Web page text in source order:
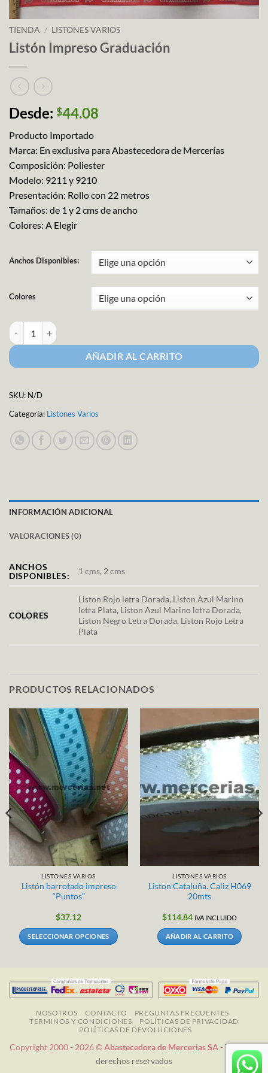
TIENDA / LISTONES VARIOS
Listón Impreso Graduación
Desde: $44.08
Producto Importado
Marca: En exclusiva para Abastecedora de Mercerías
Composición: Poliester
Modelo: 9211 y 9210
Presentación: Rollo con 22 metros
Tamaños: de 1 y 2 cms de ancho
Colores: A Elegir
Anchos Disponibles:
Colores
Listón Impreso Graduación cantidad
AÑADIR AL CARRITO
SKU: N/D
Categoría: Listones Varios
INFORMACIÓN ADICIONAL
VALORACIONES (0)
ANCHOS
DISPONIBLES:
1 cms, 2 cms
COLORES
Liston Rojo letra Dorada, Liston Azul Marino
letra Plata, Liston Azul Marino letra Dorada,
Liston Negro Letra Dorada, Liston Rojo Letra
Plata
PRODUCTOS RELACIONADOS
LISTONES VARIOS
Listón barrotado impreso
“Puntos”
$37.12
SELECCIONAR OPCIONES
múltiples
variantes.
Las
opciones
pueden
LISTONES VARIOS
Liston Cataluña. Caliz H069
20mts
$114.84 IVA INCLUIDO
AÑADIR AL CARRITO
NOSOTROS CONTACTO
PREGUNTAS FRECUENTES
TERMINOS Y CONDICIONES
POLÍTICAS DE PRIVACIDAD
POLÍTICAS DE DEVOLUCIONES
Copyright 2000 - 2026 ©Abastecedora de Mercerias SA -Todos los
derechos reservados